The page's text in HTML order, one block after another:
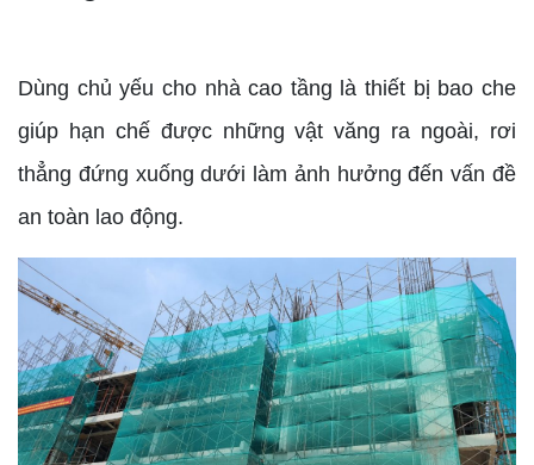
Dùng chủ yếu cho nhà cao tầng là thiết bị bao che
giúp hạn chế được những vật văng ra ngoài, rơi
thẳng đứng xuống dưới làm ảnh hưởng đến vấn đề
an toàn lao động.